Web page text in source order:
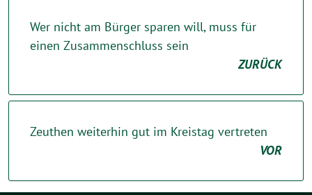
Wer nicht am Bürger sparen will, muss für
einen Zusammenschluss sein
ZURÜCK
Zeuthen weiterhin gut im Kreistag vertreten
VOR